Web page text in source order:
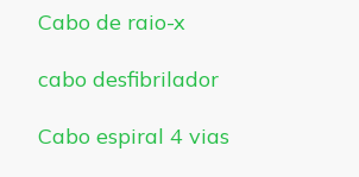
Cabo de raio-x
cabo desfibrilador
Cabo espiral 4 vias